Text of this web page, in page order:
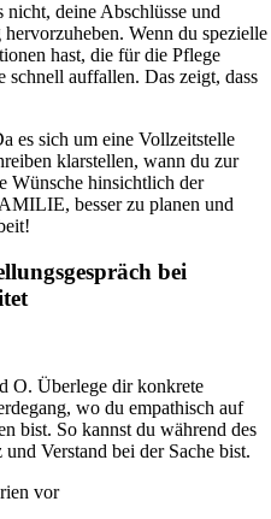
nicht, deine Abschlüsse und
Wenn du spezielle
hast, die für die Pflege
schnell auffallen. Das zeigt, dass
es sich um eine Vollzeitstelle
klarstellen, wann du zur
Wünsche hinsichtlich der
besser zu planen und
bei
O. Überlege dir konkrete
wo du empathisch auf
bist. So kannst du während des
Verstand bei der Sache bist.
vor